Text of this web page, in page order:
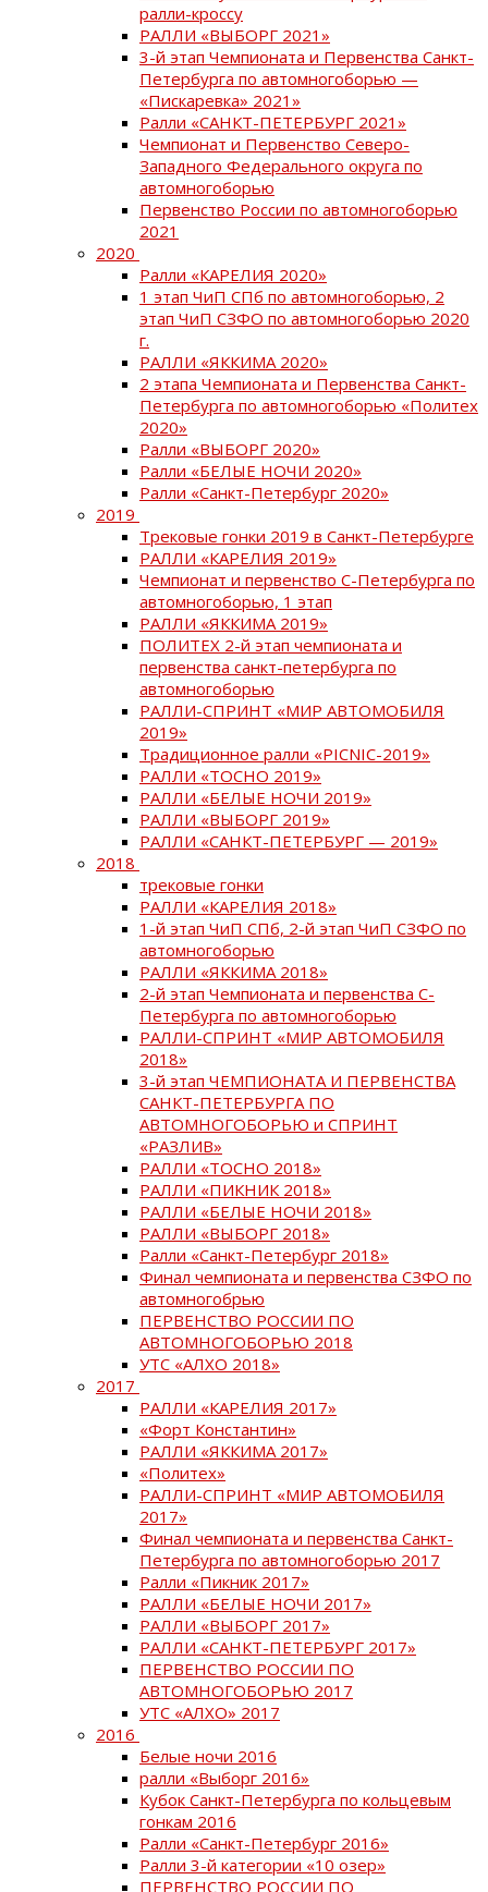
ралли-кроссу
РАЛЛИ «ВЫБОРГ 2021»
3-й этап Чемпионата и Первенства Санкт-
Петербурга по автомногоборью —
«Пискаревка» 2021»
Ралли «САНКТ-ПЕТЕРБУРГ 2021»
Чемпионат и Первенство Северо-
Западного Федерального округа по
автомногоборью
Первенство России по автомногоборью
2021
2020
Ралли «КАРЕЛИЯ 2020»
1 этап ЧиП СПб по автомногоборью, 2
этап ЧиП СЗФО по автомногоборью 2020
г.
РАЛЛИ «ЯККИМА 2020»
2 этапа Чемпионата и Первенства Санкт-
Петербурга по автомногоборью «Политех
2020»
Ралли «ВЫБОРГ 2020»
Ралли «БЕЛЫЕ НОЧИ 2020»
Ралли «Санкт-Петербург 2020»
2019
Трековые гонки 2019 в Санкт-Петербурге
РАЛЛИ «КАРЕЛИЯ 2019»
Чемпионат и первенство С-Петербурга по
автомногоборью, 1 этап
РАЛЛИ «ЯККИМА 2019»
ПОЛИТЕХ 2-й этап чемпионата и
первенства санкт-петербурга по
автомногоборью
РАЛЛИ-СПРИНТ «МИР АВТОМОБИЛЯ
2019»
Традиционное ралли «PICNIC-2019»
РАЛЛИ «ТОСНО 2019»
РАЛЛИ «БЕЛЫЕ НОЧИ 2019»
РАЛЛИ «ВЫБОРГ 2019»
РАЛЛИ «САНКТ-ПЕТЕРБУРГ — 2019»
2018
трековые гонки
РАЛЛИ «КАРЕЛИЯ 2018»
1-й этап ЧиП СПб, 2-й этап ЧиП СЗФО по
автомногоборью
РАЛЛИ «ЯККИМА 2018»
2-й этап Чемпионата и первенства С-
Петербурга по автомногоборью
РАЛЛИ-СПРИНТ «МИР АВТОМОБИЛЯ
2018»
3-й этап ЧЕМПИОНАТА И ПЕРВЕНСТВА
САНКТ-ПЕТЕРБУРГА ПО
АВТОМНОГОБОРЬЮ и СПРИНТ
«РАЗЛИВ»
РАЛЛИ «ТОСНО 2018»
РАЛЛИ «ПИКНИК 2018»
РАЛЛИ «БЕЛЫЕ НОЧИ 2018»
РАЛЛИ «ВЫБОРГ 2018»
Ралли «Санкт-Петербург 2018»
Финал чемпионата и первенства СЗФО по
автомногобрью
ПЕРВЕНСТВО РОССИИ ПО
АВТОМНОГОБОРЬЮ 2018
УТС «АЛХО 2018»
2017
РАЛЛИ «КАРЕЛИЯ 2017»
«Форт Константин»
РАЛЛИ «ЯККИМА 2017»
«Политех»
РАЛЛИ-СПРИНТ «МИР АВТОМОБИЛЯ
2017»
Финал чемпионата и первенства Санкт-
Петербурга по автомногоборью 2017
Ралли «Пикник 2017»
РАЛЛИ «БЕЛЫЕ НОЧИ 2017»
РАЛЛИ «ВЫБОРГ 2017»
РАЛЛИ «САНКТ-ПЕТЕРБУРГ 2017»
ПЕРВЕНСТВО РОССИИ ПО
АВТОМНОГОБОРЬЮ 2017
УТС «АЛХО» 2017
2016
Белые ночи 2016
ралли «Выборг 2016»
Кубок Санкт-Петербурга по кольцевым
гонкам 2016
Ралли «Санкт-Петербург 2016»
Ралли 3-й категории «10 озер»
ПЕРВЕНСТВО РОССИИ ПО